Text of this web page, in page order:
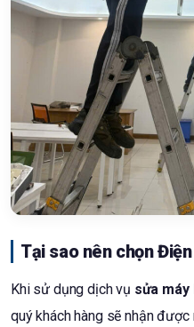
Tại sao nên chọn
Khi sử dụng dịch vụ sửa
quý khách hàng sẽ nhận